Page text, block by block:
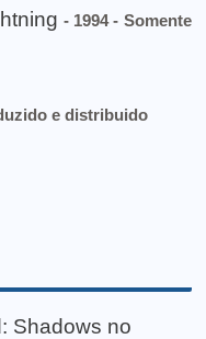
- 1994 - Somente
e distribuido
Shadows no